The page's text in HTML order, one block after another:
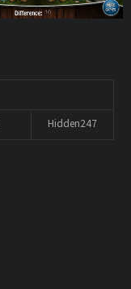
Hidden247